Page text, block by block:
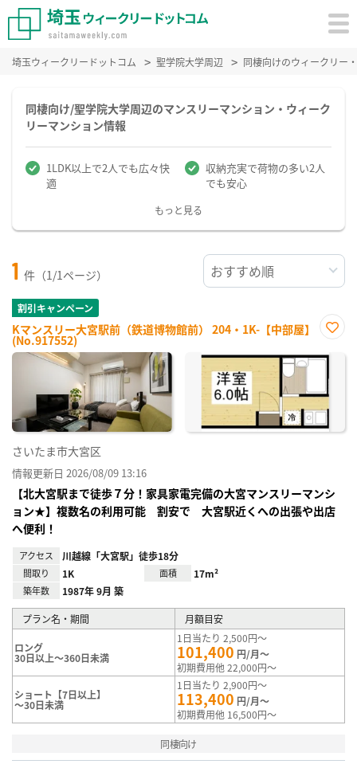
埼玉ウィークリードットコム 聖学院大学周辺 同棲向けのウィークリー
同棲向け/聖学院大学周辺のマンスリーマンション・ウィーク
リーマンション情報
1LDK以上で2人でも広々快
適
収納充実で荷物の多い2人
でも安心
もっと見る
1 件（1/1ページ）
割引キャンペーン
Kマンスリー大宮駅前（鉄道博物館前） 204・1K-【中部屋】
(No.917552)
に入
録
さいたま市大宮区
情報更新日 2026/08/09 13:16
【北大宮駅まで徒歩７分！家具家電完備の大宮マンスリーマンシ
ョン★】複数名の利用可能 割安で 大宮駅近くへの出張や出店
へ便利！
アクセス 川越線「大宮駅」徒歩18分
間取り 1K 面積 17m²
築年数 1987年 9月 築
プラン名・期間 月額目安
ロング
30日以上～360日未満
1日当たり 2,500円～
101,400 円/月～
初期費用他 22,000円～
ショート【7日以上】
～30日未満
1日当たり 2,900円～
113,400 円/月～
初期費用他 16,500円～
同棲向け